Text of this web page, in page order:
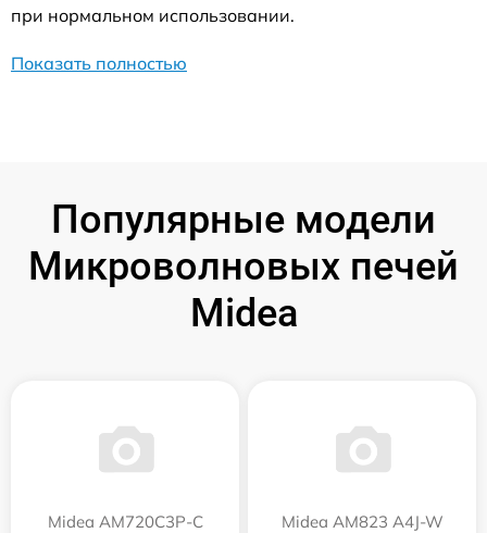
при нормальном использовании.
Показать полностью
Популярные модели
Микроволновых печей
Midea
Midea AM720C3P-C Midea AM823 A4J-W